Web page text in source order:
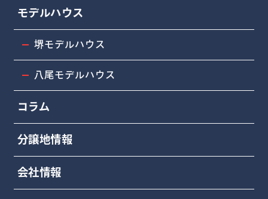
モデルハウス
堺モデルハウス
八尾モデルハウス
コラム
分譲地情報
会社情報